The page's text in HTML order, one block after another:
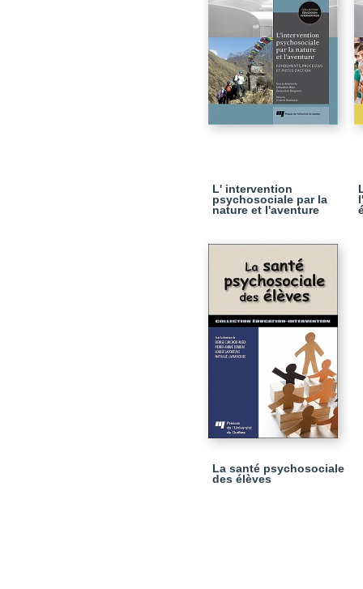
L' intervention
psychosociale par la
nature et l'aventure
La santé psychosociale
des élèves